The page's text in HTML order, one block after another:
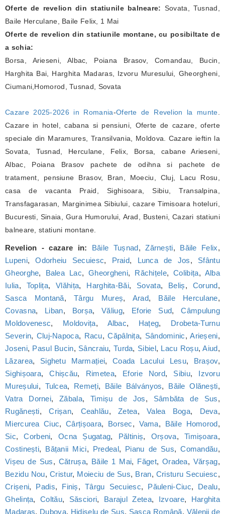
Oferte de revelion din statiunile balneare: Sovata, Tusnad,
Baile Herculane, Baile Felix, 1 Mai
Oferte de revelion din statiunile montane, cu posibiltate de
a schia:
Borsa, Arieseni, Albac, Poiana Brasov, Comandau, Bucin,
Harghita Bai, Harghita Madaras, Izvoru Muresului, Gheorgheni,
Ciumani,Homorod, Tusnad, Sovata
Cazare 2025-2026 in Romania-Oferte de Revelion la munte
Cazare in hotel, cabana si pensiuni, Oferte de cazare, oferte
speciale din Maramures, Transilvania, Moldova. Cazare ieftin la
Sovata, Tusnad, Herculane, Felix, Borsa, cabane Arieseni,
Albac, Poiana Brasov pachete de odihna si pachete de
tratament, pensiune Brasov, Bran, Moeciu, Cluj, Lacu Rosu,
casa de vacanta Praid, Sighisoara, Sibiu, Transalpina,
Transfagarasan, Marginimea Sibiului, cazare Timisoara hoteluri,
Bucuresti, Sinaia, Gura Humorului, Arad, Busteni, Cazari statiuni
balneare, statiuni montane.
Revelion - cazare in: Băile Tușnad,Zărnești, Băile Felix,
Lupeni,Odorheiu Secuiesc, Praid, Lunca de Jos, Sfântu
Gheorghe, Balea Lac,Gheorgheni, Răchițele,Colibița, Alba
Iulia, Toplița,Vlăhița, Harghita-Băi, Sovata, Beliș, Corund,
Sasca Montană,Târgu Mureș, Arad, Băile Herculane,
Covasna, Liban, Borșa,Văliug, Eforie Sud,Câmpulung
Moldovenesc, Moldovița, Albac, Hațeg, Drobeta-Turnu
Severin, Cluj-Napoca, Racu,Căpâlnița, Sândominic,Arieșeni,
Joseni, Pasul Bucin, Sâncraiu, Turda, Sibiel, Lacu Roșu,Aiud,
Lăzarea, Sighetu Marmației,Coada Lacului Lesu, Brașov,
Sighișoara,Chișcău, Rimetea, Eforie Nord, Sibiu, Izvoru
Mureșului, Tulcea, Remeți, Băile Bálványos, Băile Olănești,
Vatra Dornei,Zăbala, Timișu de Jos, Sâmbăta de Sus,
Rugănești,Crișan, Ceahlău,Zetea,Valea Boga, Deva,
Miercurea Ciuc,Cârțișoara, Borsec, Vama, Băile Homorod,
Sic,Corbeni, Ocna Șugatag, Păltiniș, Orșova, Timișoara,
Costinești, Bățanii Mici, Predeal, Pianu de Sus,Comandău,
Vișeu de Sus, Cătrușa, Băile 1 Mai, Făget, Oradea, Vărșag,
Bezidu Nou,Cristur, Moieciu de Sus, Bran, Cristuru Secuiesc,
Crișeni, Padis, Finiș,Târgu Secuiesc, Păuleni-Ciuc, Dealu,
Ghelința,Coltău, Săsciori, Barajul Zetea, Izvoare, Harghita
Madaras, Dubova, Hidișelu de Sus, Sasca Română, Vălenii de